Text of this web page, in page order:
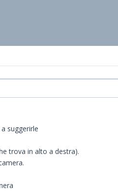
suggerirle
trova in alto a destra).